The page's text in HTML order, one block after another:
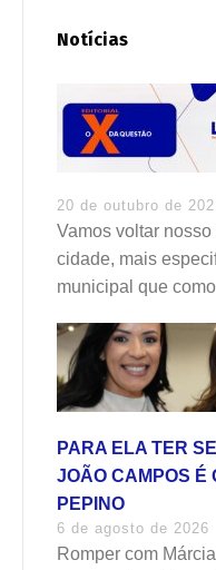
Notícias
20 de outubro de
Vamos voltar
cidade, mais
municipal que
PARA ELA TER
JOÃO CAMPOS É
PEPINO
6 de agosto de 2026
Romper com